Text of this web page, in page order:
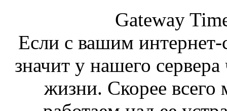
Gateway
Если с вашим интернет-
значит у нашего
жизни. Скорее